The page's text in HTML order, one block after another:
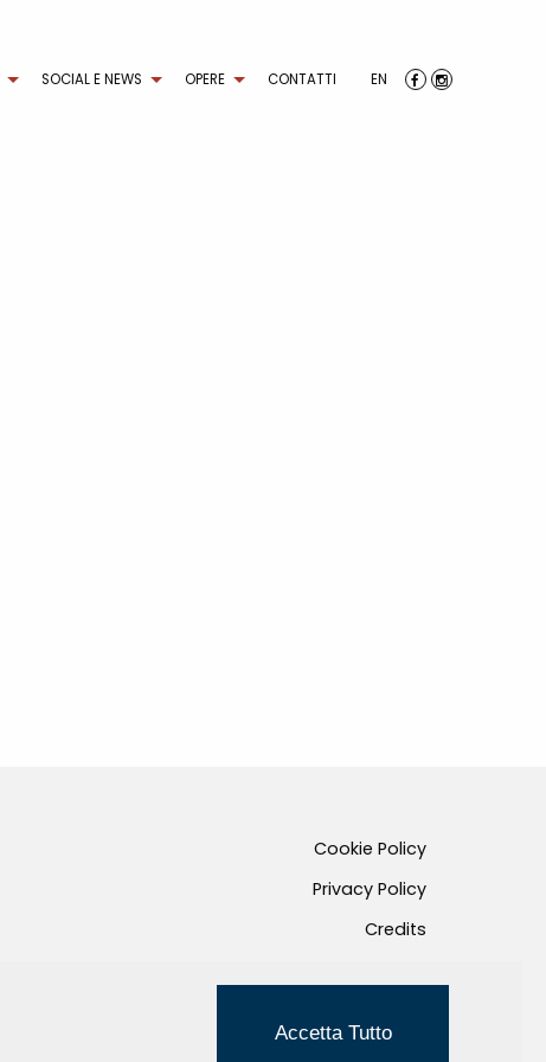
SOCIAL E NEWS OPERE CONTATTI EN
Cookie Policy
Privacy Policy
Credits
Accetta Tutto